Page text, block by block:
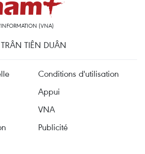
(VNA)
TIÊN DUÂN
Conditions d'utilisation
Appui
VNA
Publicité